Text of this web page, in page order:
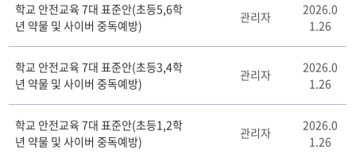
예
방
게
시
판
트
테
학교 안전교육 7대 표준안(초등5,6학
년 약물 및 사이버 중독예방)
관리자
2026.0
1.26
학교 안전교육 7대 표준안(초등3,4학
년 약물 및 사이버 중독예방)
관리자
2026.0
1.26
학교 안전교육 7대 표준안(초등1,2학
년 약물 및 사이버 중독예방)
관리자
2026.0
1.26